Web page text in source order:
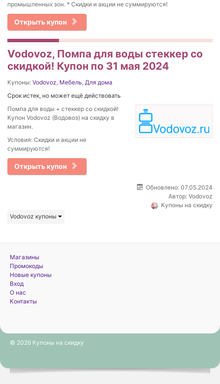
промышленных зон. * Скидки и акции не суммируются!
Открыть купон
Vodovoz, Помпа для воды стеккер со
скидкой! Купон по 31 мая 2024
Купоны: Vodovoz, Мебель, Для дома
Срок истек, но может ещё действовать
Помпа для воды + стеккер со скидкой!
Купон Vodovoz (Водовоз) на скидку в
магазин.
Условия: Скидки и акции не
суммируются!
Открыть купон
Обновлено: 07.05.2024
Автор: Vodovoz
Купоны на скидку
Vodovoz купоны
Магазины
Промокоды
Новые купоны
Вход
О нас
Контакты
© 2026 Купоны на скидку